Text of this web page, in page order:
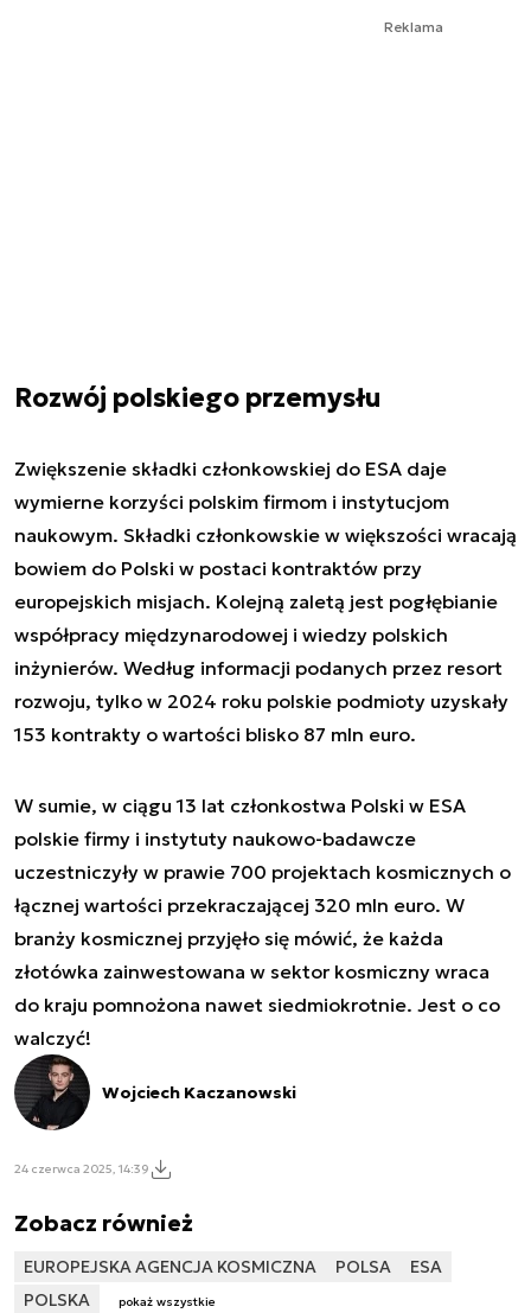
Reklama
Rozwój polskiego przemysłu
Zwiększenie składki członkowskiej do ESA daje
wymierne korzyści polskim firmom i instytucjom
naukowym. Składki członkowskie w większości wracają
bowiem do Polski w postaci kontraktów przy
europejskich misjach. Kolejną zaletą jest pogłębianie
współpracy międzynarodowej i wiedzy polskich
inżynierów. Według informacji podanych przez resort
rozwoju, tylko w 2024 roku polskie podmioty uzyskały
153 kontrakty o wartości blisko 87 mln euro.
W sumie, w ciągu 13 lat członkostwa Polski w ESA
polskie firmy i instytuty naukowo-badawcze
uczestniczyły w prawie 700 projektach kosmicznych o
łącznej wartości przekraczającej 320 mln euro. W
branży kosmicznej przyjęło się mówić, że każda
złotówka zainwestowana w sektor kosmiczny wraca
do kraju pomnożona nawet siedmiokrotnie. Jest o co
walczyć!
Wojciech Kaczanowski
24 czerwca 2025, 14:39
Zobacz również
EUROPEJSKA AGENCJA KOSMICZNA POLSA
ESA
POLSKA
pokaż wszystkie